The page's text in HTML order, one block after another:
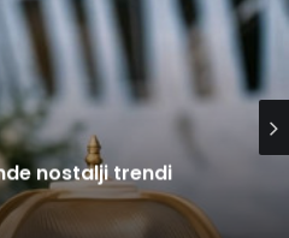
nostalji trendi